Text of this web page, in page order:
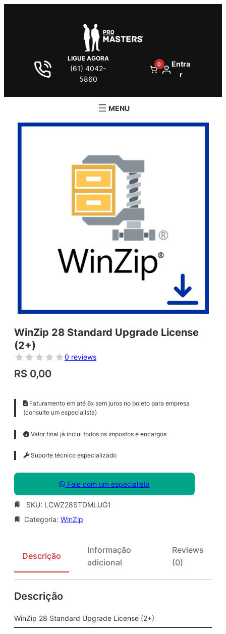
LIGUE AGORA
(61) 4042-
5860
0
Entra
r
WinZip 28 Standard Upgrade License
(2+)
0 reviews
R$ 0,00
Faturamento em até 6x sem juros no boleto para empresa
(consulte um especialista)
Valor final já inclui todos os impostos e encargos
Suporte técnico especializado
Fale com um especialista
SKU: LCWZ28STDMLUG1
Categoria: WinZip
Descrição
Informação
adicional
Reviews
(0)
Descrição
WinZip 28 Standard Upgrade License (2+)